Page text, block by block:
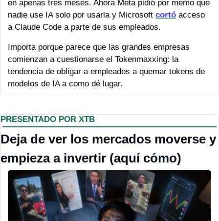
en apenas tres meses. Ahora Meta pidió por memo que
nadie use IA solo por usarla y Microsoft cortó acceso
a Claude Code a parte de sus empleados.
Importa porque parece que las grandes empresas
comienzan a cuestionarse el Tokenmaxxing: la
tendencia de obligar a empleados a quemar tokens de
modelos de IA a como dé lugar.
PRESENTADO POR XTB
Deja de ver los mercados moverse y
empieza a invertir (aquí cómo)